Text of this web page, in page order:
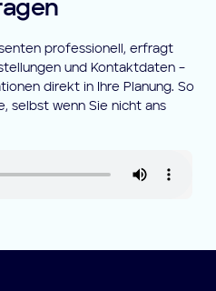
professionell, erfragt
und Kontaktdaten –
direkt in Ihre Planung. So
selbst wenn Sie nicht ans